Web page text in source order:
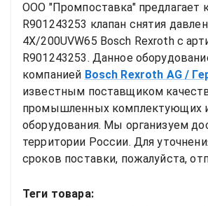
ООО "Промпоставка" предлагает
R901243253 клапан снятия
4X/200UVW65 Bosch Rexroth
R901243253. Данное
компанией Bosch Rexroth AG /
известным поставщиком
промышленных комплектующих
оборудования. Мы организуем
территории России. Для
сроков поставки, пожалуйста,
Теги товара: